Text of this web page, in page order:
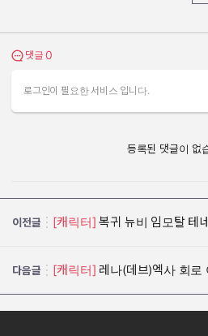
댓글 보기
댓글 0
로그인이 필요한 서비스 입니다.
등록된 댓글이 없
이전글 [캐릭터]
다음글 [캐릭터] 레나(데브)엑사 회로